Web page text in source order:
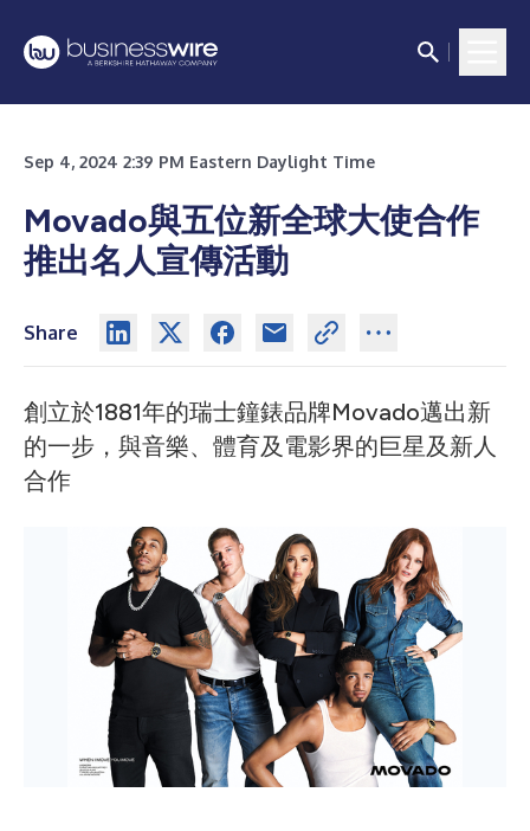
Sep 4, 2024 2:39 PM Eastern Daylight Time
Movado與五位新全球大使合作
推出名人宣傳活動
Share
創立於1881年的瑞士鐘錶品牌Movado邁出新
的一步，與音樂、體育及電影界的巨星及新人
合作